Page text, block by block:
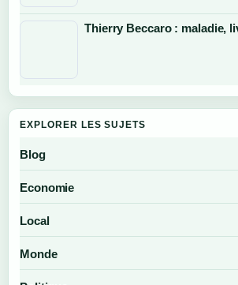
Thierry Beccaro : maladie,
EXPLORER LES SUJETS
Blog
Economie
Local
Monde